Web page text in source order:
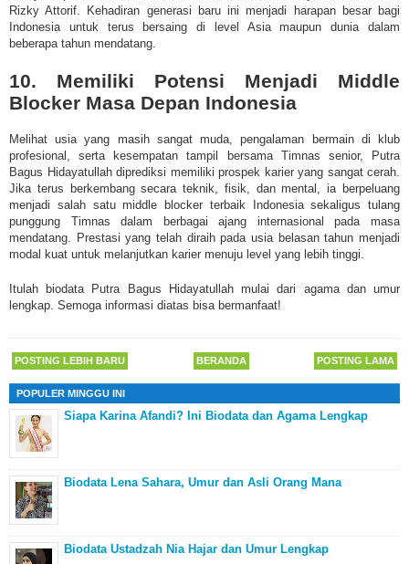
Rizky Attorif. Kehadiran generasi baru ini menjadi harapan besar bagi
Indonesia untuk terus bersaing di level Asia maupun dunia dalam
beberapa tahun mendatang.
10. Memiliki Potensi Menjadi Middle
Blocker Masa Depan Indonesia
Melihat usia yang masih sangat muda, pengalaman bermain di klub
profesional, serta kesempatan tampil bersama Timnas senior, Putra
Bagus Hidayatullah diprediksi memiliki prospek karier yang sangat cerah.
Jika terus berkembang secara teknik, fisik, dan mental, ia berpeluang
menjadi salah satu middle blocker terbaik Indonesia sekaligus tulang
punggung Timnas dalam berbagai ajang internasional pada masa
mendatang. Prestasi yang telah diraih pada usia belasan tahun menjadi
modal kuat untuk melanjutkan karier menuju level yang lebih tinggi.
Itulahbiodata Putra Bagus Hidayatullahmulai dari agama dan umur
lengkap. Semoga informasi diatas bisa bermanfaat!
POSTING LEBIH BARU POSTING LAMA
BERANDA
POPULER MINGGU INI
Siapa Karina Afandi? Ini Biodata dan Agama Lengkap
Biodata Lena Sahara, Umur dan Asli Orang Mana
Biodata Ustadzah Nia Hajar dan Umur Lengkap